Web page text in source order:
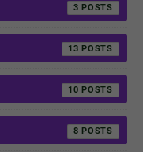
3
13
10
8